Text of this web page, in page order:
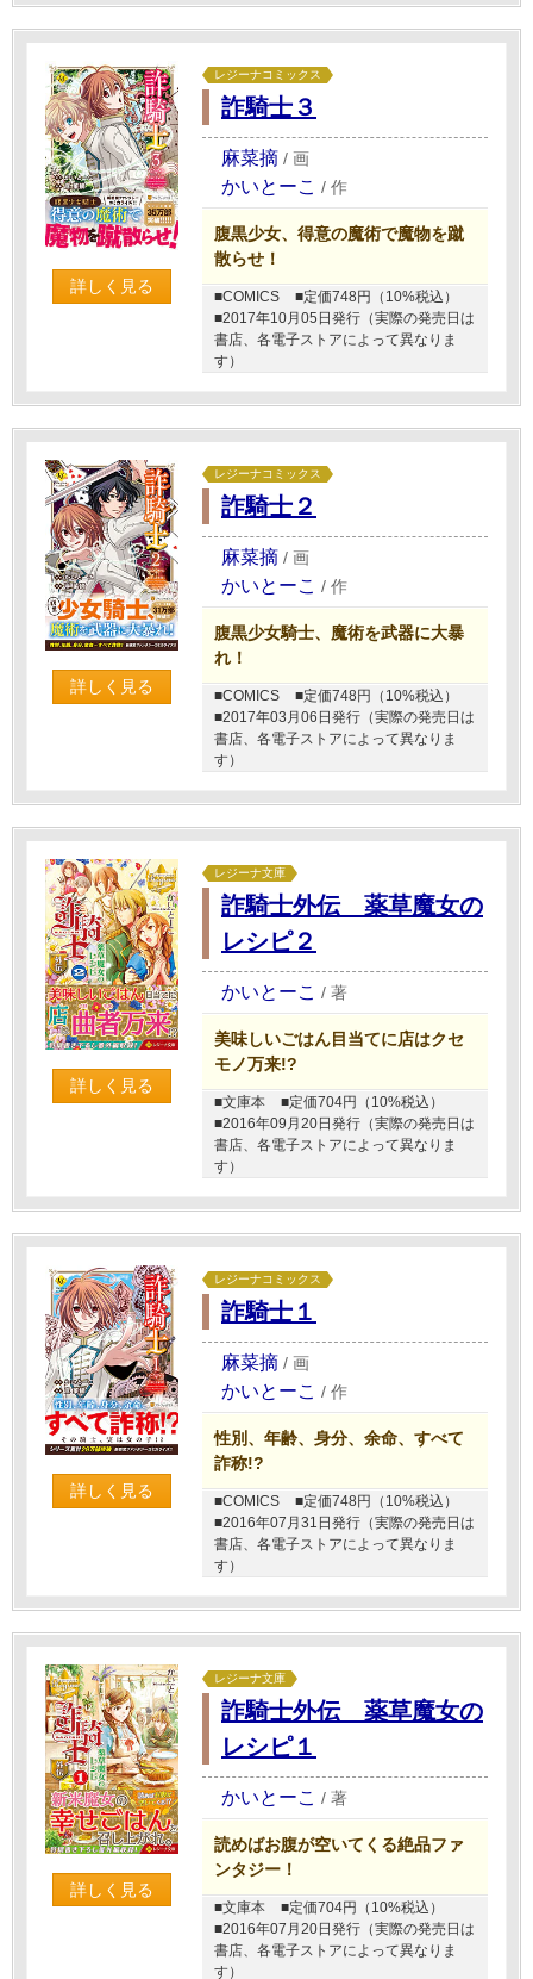
詳しく見る
レジーナコミックス
詐騎士３
麻菜摘 / 画
かいとーこ / 作
腹黒少女、得意の魔術で魔物を蹴
散らせ！
■COMICS
■定価748円（10%税込）
■2017年10月05日発行（実際の発売日は
書店、各電子ストアによって異なりま
す）
詳しく見る
レジーナコミックス
詐騎士２
麻菜摘 / 画
かいとーこ / 作
腹黒少女騎士、魔術を武器に大暴
れ！
■COMICS
■定価748円（10%税込）
■2017年03月06日発行（実際の発売日は
書店、各電子ストアによって異なりま
す）
詳しく見る
レジーナ文庫
詐騎士外伝 薬草魔女の
レシピ２
かいとーこ / 著
美味しいごはん目当てに店はクセ
モノ万来!?
■文庫本
■定価704円（10%税込）
■2016年09月20日発行（実際の発売日は
書店、各電子ストアによって異なりま
す）
詳しく見る
レジーナコミックス
詐騎士１
麻菜摘 / 画
かいとーこ / 作
性別、年齢、身分、余命、すべて
詐称!?
■COMICS
■定価748円（10%税込）
■2016年07月31日発行（実際の発売日は
書店、各電子ストアによって異なりま
す）
詳しく見る
レジーナ文庫
詐騎士外伝 薬草魔女の
レシピ１
かいとーこ / 著
読めばお腹が空いてくる絶品ファ
ンタジー！
■文庫本
■定価704円（10%税込）
■2016年07月20日発行（実際の発売日は
書店、各電子ストアによって異なりま
す）